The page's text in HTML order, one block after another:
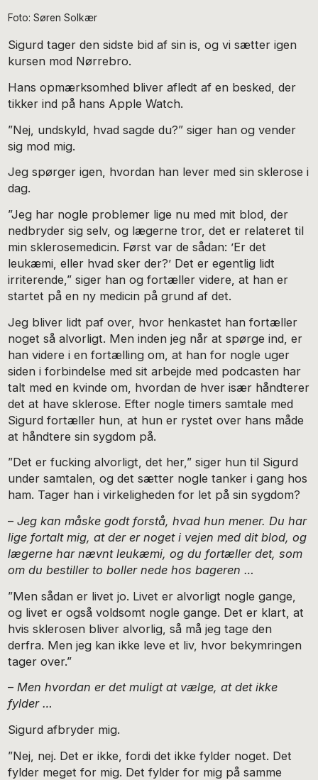
Foto: Søren Solkær
Sigurd tager den sidste bid af sin is, og vi sætter igen
kursen mod Nørrebro.
Hans opmærksomhed bliver afledt af en besked, der
tikker ind på hans Apple Watch.
”Nej, undskyld, hvad sagde du?” siger han og vender
sig mod mig.
Jeg spørger igen, hvordan han lever med sin sklerose i
dag.
”Jeg har nogle problemer lige nu med mit blod, der
nedbryder sig selv, og lægerne tror, det er relateret til
min sklerosemedicin. Først var de sådan: ’Er det
leukæmi, eller hvad sker der?’ Det er egentlig lidt
irriterende,” siger han og fortæller videre, at han er
startet på en ny medicin på grund af det.
Jeg bliver lidt paf over, hvor henkastet han fortæller
noget så alvorligt. Men inden jeg når at spørge ind, er
han videre i en fortælling om, at han for nogle uger
siden i forbindelse med sit arbejde med podcasten har
talt med en kvinde om, hvordan de hver især håndterer
det at have sklerose. Efter nogle timers ­samtale med
Sigurd fortæller hun, at hun er rystet over hans måde
at håndtere sin sygdom på.
”Det er fucking alvorligt, det her,” siger hun til Sigurd
under samtalen, og det sætter nogle tanker i gang hos
ham. Tager han i virkeligheden for let på sin sygdom?
–Jeg kan måske godt forstå, hvad hun mener. Du har
lige fortalt mig, at der er noget i vejen med dit blod, og
lægerne har nævnt leukæmi, og du fortæller det, som
om du bestiller to boller nede hos bageren …
”Men sådan er livet jo. Livet er alvorligt nogle gange,
og livet er også voldsomt nogle gange. Det er klart, at
hvis sklerosen bliver alvorlig, så må jeg tage den
derfra. Men jeg kan ikke leve et liv, hvor bekymringen
tager over.”
–Men hvordan er det muligt at vælge, at det ikke
fylder …
Sigurd afbryder mig.
”Nej, nej. Det er ikke, fordi det ikke fylder noget. Det
fylder meget for mig. Det fylder for mig på samme